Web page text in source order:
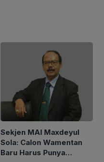
Sekjen MAI Maxdeyul
Sola: Calon Wamentan
Baru Harus Punya